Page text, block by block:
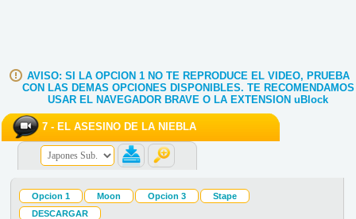
Episodios ⇒ Boruto Manga Two Blue Vortex
Ovas
Peliculas
Openings
Endings
AVISO: SI LA OPCION 1 NO TE REPRODUCE EL VIDEO, PRUEBA
CON LAS DEMAS OPCIONES DISPONIBLES. TE RECOMENDAMOS
USAR EL NAVEGADOR BRAVE O LA EXTENSION uBlock
7 - EL ASESINO DE LA NIEBLA
Opcion 1 Moon Opcion 3
Stape
DESCARGAR